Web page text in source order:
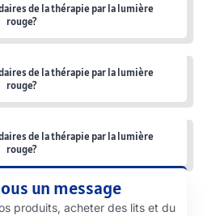
de la thérapie par la lumière
rouge?
de la thérapie par la lumière
rouge?
de la thérapie par la lumière
rouge?
un message
produits, acheter des lits et du